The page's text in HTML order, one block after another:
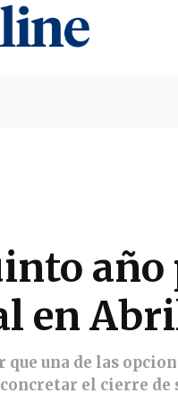
en
una de las
el cierre de